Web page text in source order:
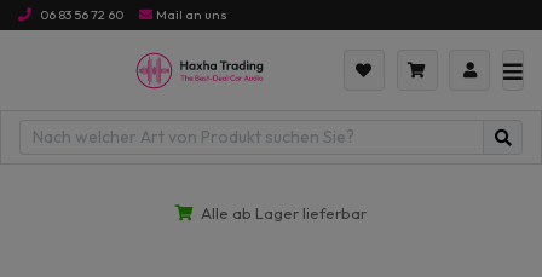
06 83 56 72 60 Mail an uns
Alle ab Lager lieferbar